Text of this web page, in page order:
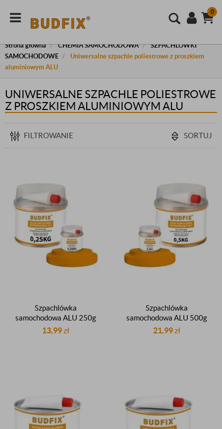
0
Strona główna CHEMIA SAMOCHODOWA
SZPACHLÓWKI
SAMOCHODOWE
Uniwersalne szpachle poliestrowe z proszkiem
aluminiowym ALU
UNIWERSALNE SZPACHLE POLIESTROWE
Z PROSZKIEM ALUMINIOWYM ALU
FILTROWANIE SORTUJ
Szpachlówka
samochodowa ALU 250g
szpachla wypełniająca
13,99zł
Szpachlówka
samochodowa ALU 500g
szpachla wypełniająca
21,99zł